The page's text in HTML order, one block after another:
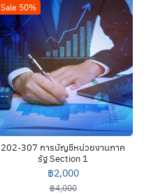
Sale 50%
202-307 การบัญชีหน่วยงานภาค
รัฐ Section 1
฿4,000
฿2,000